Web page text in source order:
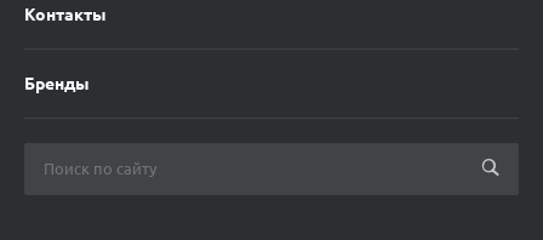
Контакты
Бренды